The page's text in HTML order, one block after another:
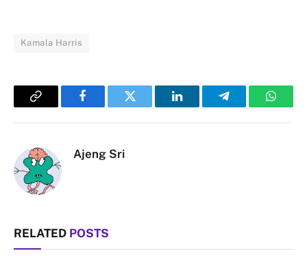
Kamala Harris
Copy
FacebookTwitter LinkedInTelegram
Ajeng Sri
RELATED POSTS